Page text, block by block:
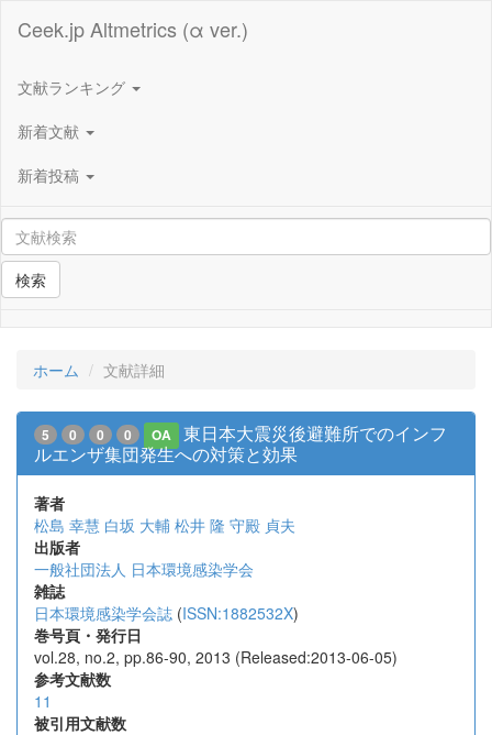
Ceek.jp Altmetrics (α ver.)
文献ランキング
新着文献
新着投稿
検索
ホーム 文献詳細
5 0 0 0 OA
東日本大震災後避難所でのインフ
ルエンザ集団発生への対策と効果
著者
松島 幸慧 白坂 大輔 松井 隆 守殿 貞夫
出版者
一般社団法人 日本環境感染学会
雑誌
日本環境感染学会誌 (ISSN:1882532X)
巻号頁・発行日
vol.28, no.2, pp.86-90, 2013 (Released:2013-06-05)
参考文献数
11
被引用文献数